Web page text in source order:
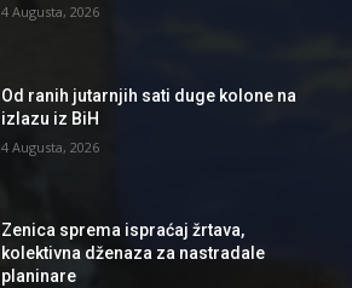
4 Augusta, 2026
Od ranih jutarnjih sati duge kolone na
izlazu iz BiH
4 Augusta, 2026
Zenica sprema ispraćaj žrtava,
kolektivna dženaza za nastradale
planinare